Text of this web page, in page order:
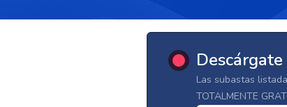
Las subastas
TOTALMENTE